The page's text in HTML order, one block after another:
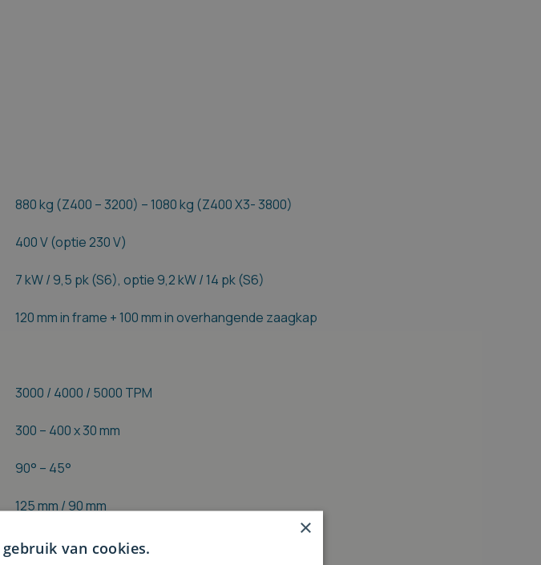
880 kg (Z400 – 3200) – 1080 kg (Z400 X3- 3800)
400 V (optie 230 V)
7 kW / 9,5 pk (S6), optie 9,2 kW / 14 pk (S6)
120 mm in frame + 100 mm in overhangende zaagkap
3000 / 4000 / 5000 TPM
300 – 400 x 30 mm
90° – 45°
125 mm / 90 mm
1350 mm (optie 1000 / 1525 mm)
×
van cookies.